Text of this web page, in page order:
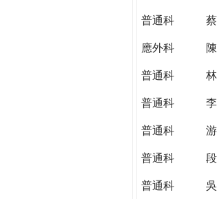
普通科
應外科
普通科
普通科
普通科
普通科
普通科